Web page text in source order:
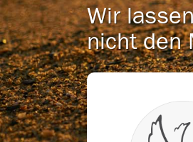
Wir
nicht den